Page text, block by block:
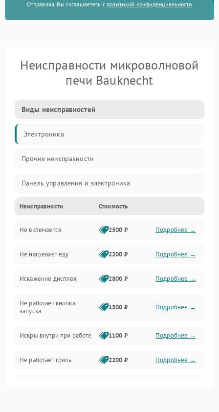
Отправляя, Вы соглашаетесь с политикой конфиденциальности
Неисправности микроволновой
печи Bauknecht
Виды неисправностей
Электроника
Прочие неисправности
Панель управления и электроника
Дверца и корпус
Механика и внутренние элементы
Механические повреждения
Питание и запуск
Нагрев и приготовление
Программное обеспечение
Неисправности Стоимость
Не включается 2500 ₽ Подробнее →
Не нагревает еду 2200 ₽ Подробнее →
Искажение дисплея 2800 ₽ Подробнее →
Не работает кнопка
запуска
1500 ₽ Подробнее →
Искры внутри при работе 1100 ₽ Подробнее →
Не работает гриль 2200 ₽ Подробнее →